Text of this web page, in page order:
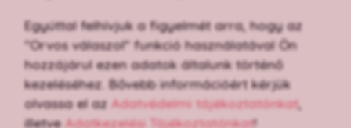
Egyúttal felhívjuk a figyelmét arra, hogy az
"Orvos válaszol" funkció használatával Ön
hozzájárul ezen adatok általunk történő
kezeléséhez. Bővebb információért kérjük
olvassa el az Adatvédelmi tájékoztatónkat,
illetve Adatkezelési Tájékoztatónkat!